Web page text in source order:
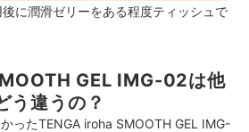
後に潤滑ゼリーをある程度ティッシュで
GEL IMG-02は他
う違うの？
ったTENGA iroha SMOOTH GEL IMG-